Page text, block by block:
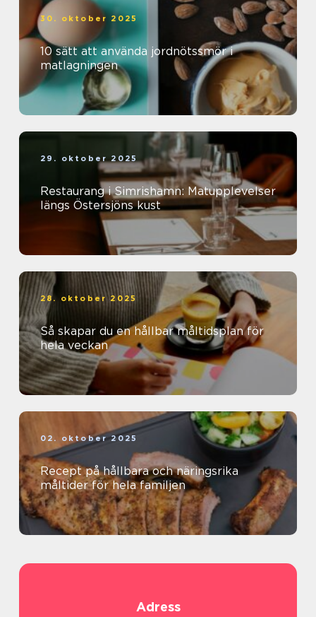
30. oktober 2025
10 sätt att använda jordnötssmör i
matlagningen
29. oktober 2025
Restaurang i Simrishamn: Matupplevelser
längs Östersjöns kust
28. oktober 2025
Så skapar du en hållbar måltidsplan för
hela veckan
02. oktober 2025
Recept på hållbara och näringsrika
måltider för hela familjen
Adress